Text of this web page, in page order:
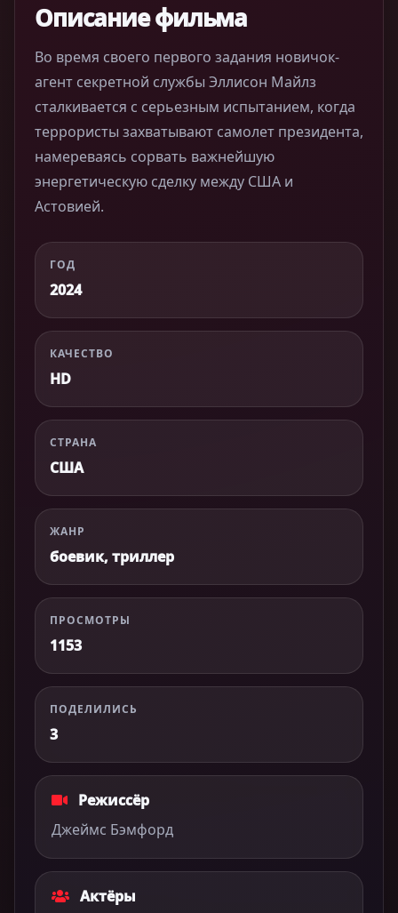
Описание фильма
Во время своего первого задания новичок-
агент секретной службы Эллисон Майлз
сталкивается с серьезным испытанием, когда
террористы захватывают самолет президента,
намереваясь сорвать важнейшую
энергетическую сделку между США и
Астовией.
ГОД
2024
КАЧЕСТВО
HD
СТРАНА
США
ЖАНР
боевик, триллер
ПРОСМОТРЫ
1153
ПОДЕЛИЛИСЬ
3
Режиссёр
Джеймс Бэмфорд
Актёры